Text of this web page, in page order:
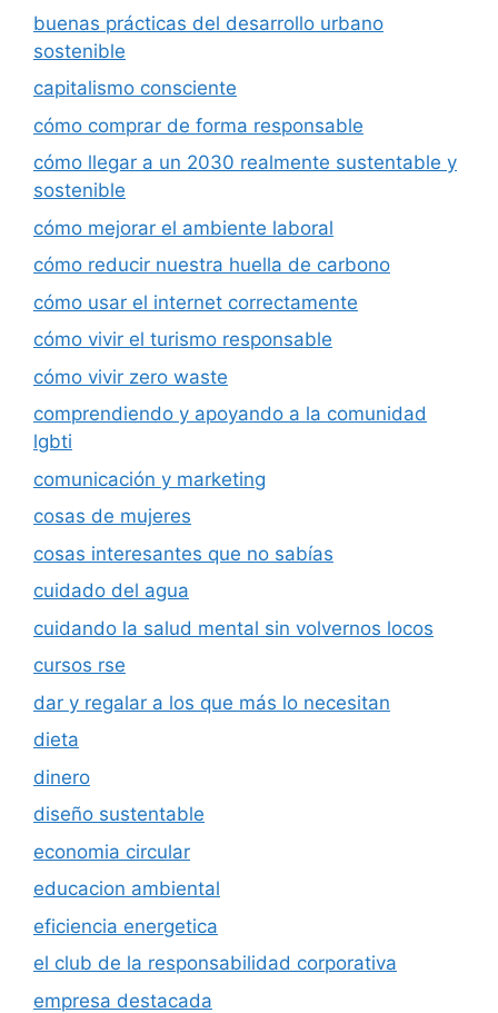
buenas prácticas del desarrollo urbano
sostenible
capitalismo consciente
cómo comprar de forma responsable
cómo llegar a un 2030 realmente sustentable y
sostenible
cómo mejorar el ambiente laboral
cómo reducir nuestra huella de carbono
cómo usar el internet correctamente
cómo vivir el turismo responsable
cómo vivir zero waste
comprendiendo y apoyando a la comunidad
lgbti
comunicación y marketing
cosas de mujeres
cosas interesantes que no sabías
cuidado del agua
cuidando la salud mental sin volvernos locos
cursos rse
dar y regalar a los que más lo necesitan
dieta
dinero
diseño sustentable
economia circular
educacion ambiental
eficiencia energetica
el club de la responsabilidad corporativa
empresa destacada